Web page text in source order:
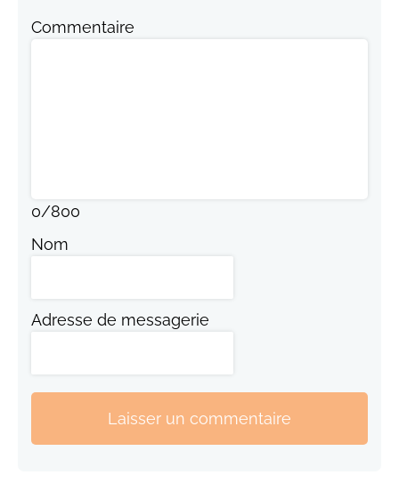
Commentaire
0/800
Nom
Adresse de messagerie
Laisser un commentaire